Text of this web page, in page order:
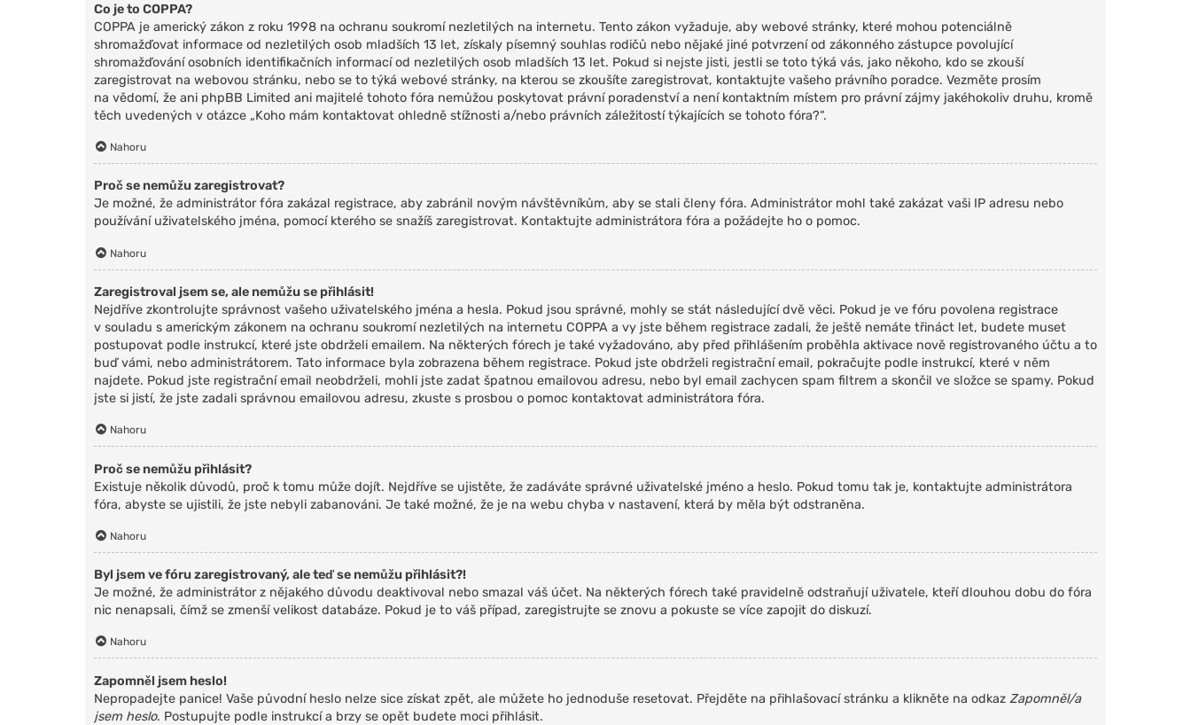
Co je to COPPA?
COPPA je americký zákon z roku 1998 na ochranu soukromí nezletilých na internetu. Tento zákon vyžaduje, aby webové stránky, které mohou potenciálně
shromažďovat informace od nezletilých osob mladších 13 let, získaly písemný souhlas rodičů nebo nějaké jiné potvrzení od zákonného zástupce povolující
shromažďování osobních identifikačních informací od nezletilých osob mladších 13 let. Pokud si nejste jisti, jestli se toto týká vás, jako někoho, kdo se zkouší
zaregistrovat na webovou stránku, nebo se to týká webové stránky, na kterou se zkoušíte zaregistrovat, kontaktujte vašeho právního poradce. Vezměte prosím
na vědomí, že ani phpBB Limited ani majitelé tohoto fóra nemůžou poskytovat právní poradenství a není kontaktním místem pro právní zájmy jakéhokoliv druhu, kromě
těch uvedených v otázce „Koho mám kontaktovat ohledně stížnosti a/nebo právních záležitostí týkajících se tohoto fóra?“.
Nahoru
Proč se nemůžu zaregistrovat?
Je možné, že administrátor fóra zakázal registrace, aby zabránil novým návštěvníkům, aby se stali členy fóra. Administrátor mohl také zakázat vaši IP adresu nebo
používání uživatelského jména, pomocí kterého se snažíš zaregistrovat. Kontaktujte administrátora fóra a požádejte ho o pomoc.
Nahoru
Zaregistroval jsem se, ale nemůžu se přihlásit!
Nejdříve zkontrolujte správnost vašeho uživatelského jména a hesla. Pokud jsou správné, mohly se stát následující dvě věci. Pokud je ve fóru povolena registrace
v souladu s americkým zákonem na ochranu soukromí nezletilých na internetu COPPA a vy jste během registrace zadali, že ještě nemáte třináct let, budete muset
postupovat podle instrukcí, které jste obdrželi emailem. Na některých fórech je také vyžadováno, aby před přihlášením proběhla aktivace nově registrovaného účtu a to
buď vámi, nebo administrátorem. Tato informace byla zobrazena během registrace. Pokud jste obdrželi registrační email, pokračujte podle instrukcí, které v něm
najdete. Pokud jste registrační email neobdrželi, mohli jste zadat špatnou emailovou adresu, nebo byl email zachycen spam filtrem a skončil ve složce se spamy. Pokud
jste si jistí, že jste zadali správnou emailovou adresu, zkuste s prosbou o pomoc kontaktovat administrátora fóra.
Nahoru
Proč se nemůžu přihlásit?
Existuje několik důvodů, proč k tomu může dojít. Nejdříve se ujistěte, že zadáváte správné uživatelské jméno a heslo. Pokud tomu tak je, kontaktujte administrátora
fóra, abyste se ujistili, že jste nebyli zabanováni. Je také možné, že je na webu chyba v nastavení, která by měla být odstraněna.
Nahoru
Byl jsem ve fóru zaregistrovaný, ale teď se nemůžu přihlásit?!
Je možné, že administrátor z nějakého důvodu deaktivoval nebo smazal váš účet. Na některých fórech také pravidelně odstraňují uživatele, kteří dlouhou dobu do fóra
nic nenapsali, čímž se zmenší velikost databáze. Pokud je to váš případ, zaregistrujte se znovu a pokuste se více zapojit do diskuzí.
Nahoru
Zapomněl jsem heslo!
Nepropadejte panice! Vaše původní heslo nelze sice získat zpět, ale můžete ho jednoduše resetovat. Přejděte na přihlašovací stránku a klikněte na odkaz Zapomněl/a
jsem heslo. Postupujte podle instrukcí a brzy se opět budete moci přihlásit.